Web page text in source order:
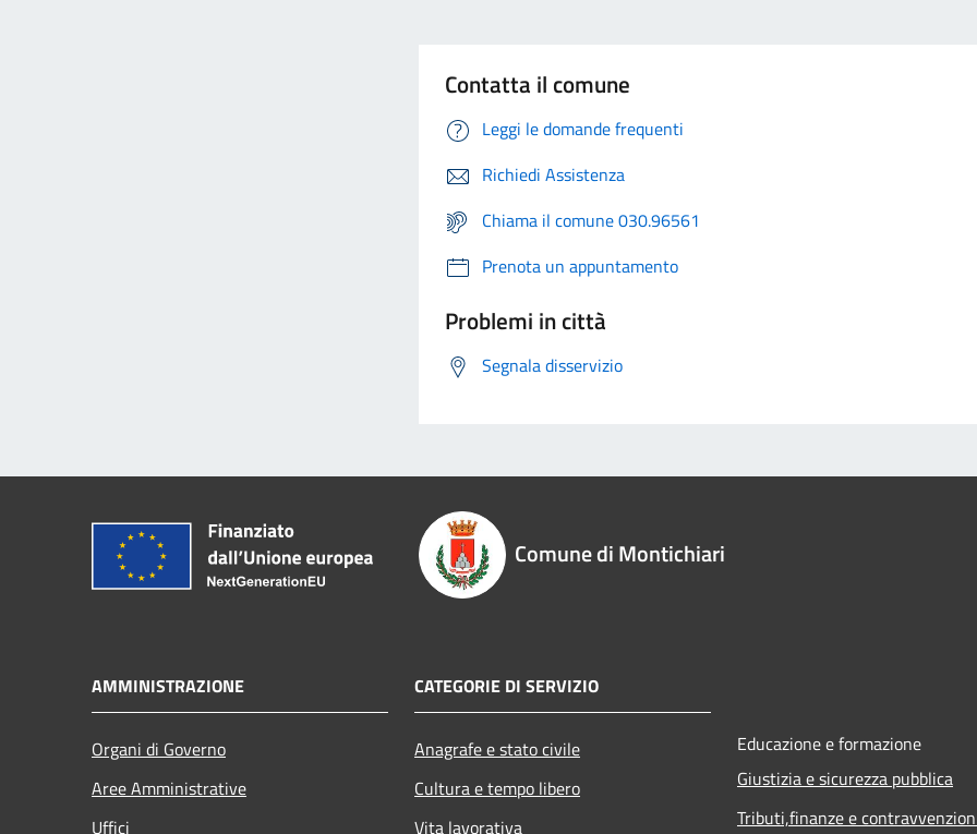
Contatta il comune
Leggi le domande frequenti
Richiedi Assistenza
Chiama il comune 030.96561
Prenota un appuntamento
Problemi in città
Segnala disservizio
Comune di Montichiari
AMMINISTRAZIONE
Organi di Governo
Aree Amministrative
Uffici
CATEGORIE DI SERVIZIO
Anagrafe e stato civile
Cultura e tempo libero
Vita lavorativa
Educazione e formazione
Giustizia e sicurezza pubblica
Tributi,finanze e